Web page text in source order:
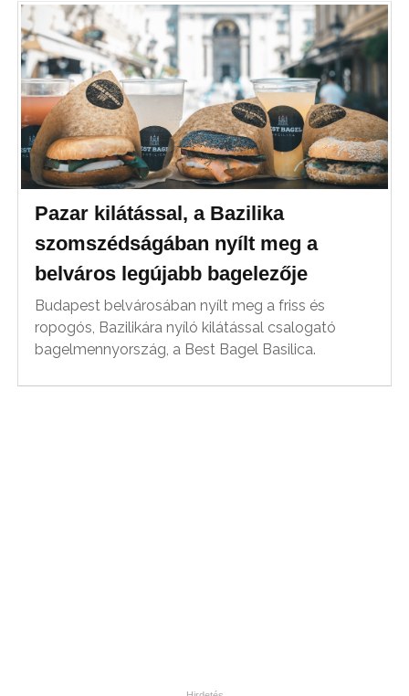
Pazar kilátással, a Bazilika
szomszédságában nyílt meg a
belváros legújabb bagelezője
Budapest belvárosában nyílt meg a friss és
ropogós, Bazilikára nyíló kilátással csalogató
bagelmennyország, a Best Bagel Basilica.